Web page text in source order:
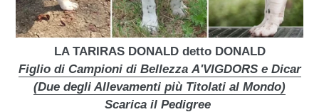
LA TARIRAS DONALDdetto DONALD
Figlio di Campioni di Bellezza A'VIGDORSe Dicar
(Due degli Allevamenti più Titolati al Mondo)
Scarica il Pedigree